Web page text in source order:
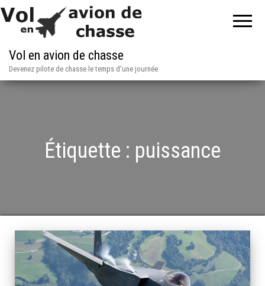
Vol en avion de chasse
Devenez pilote de chasse le temps d'une journée
Étiquette : puissance